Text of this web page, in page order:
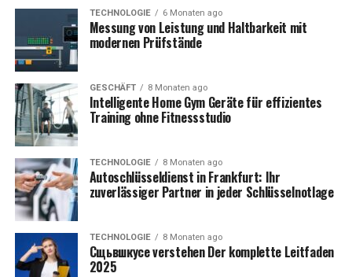
TECHNOLOGIE 6 Monaten ago
Messung von Leistung und Haltbarkeit mit
modernen Prüfstände
GESCHÄFT 8 Monaten ago
Intelligente Home Gym Geräte für effizientes
Training ohne Fitnessstudio
TECHNOLOGIE 8 Monaten ago
Autoschlüsseldienst in Frankfurt: Ihr
zuverlässiger Partner in jeder Schlüsselnotlage
TECHNOLOGIE 8 Monaten ago
Сщьвшкусе verstehen Der komplette Leitfaden
2025